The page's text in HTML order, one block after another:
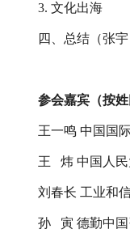
3. 文化出海
四、总结（张宇
参会嘉宾（按
王一鸣 中国国
王 炜 中国人民
刘春长 工业和
孙 寅 德勤中国